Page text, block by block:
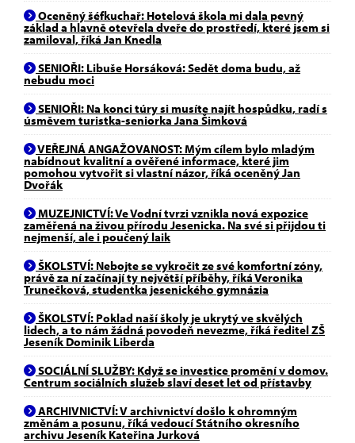
Oceněný šéfkuchař: Hotelová škola mi dala pevný
základ a hlavně otevřela dveře do prostředí, které jsem si
zamiloval, říká Jan Knedla
SENIOŘI: Libuše Horsáková: Sedět doma budu, až
nebudu moci
SENIOŘI: Na konci túry si musíte najít hospůdku, radí s
úsměvem turistka-seniorka Jana Šimková
VEŘEJNÁ ANGAŽOVANOST: Mým cílem bylo mladým
nabídnout kvalitní a ověřené informace, které jim
pomohou vytvořit si vlastní názor, říká oceněný Jan
Dvořák
MUZEJNICTVÍ: Ve Vodní tvrzi vznikla nová expozice
zaměřená na živou přírodu Jesenicka. Na své si přijdou ti
nejmenší, ale i poučený laik
ŠKOLSTVÍ: Nebojte se vykročit ze své komfortní zóny,
právě za ní začínají ty největší příběhy, říká Veronika
Trunečková, studentka jesenického gymnázia
ŠKOLSTVÍ: Poklad naší školy je ukrytý ve skvělých
lidech, a to nám žádná povodeň nevezme, říká ředitel ZŠ
Jeseník Dominik Liberda
SOCIÁLNÍ SLUŽBY: Když se investice promění v domov.
Centrum sociálních služeb slaví deset let od přístavby
ARCHIVNICTVÍ: V archivnictví došlo k ohromným
změnám a posunu, říká vedoucí Státního okresního
archivu Jeseník Kateřina Jurková